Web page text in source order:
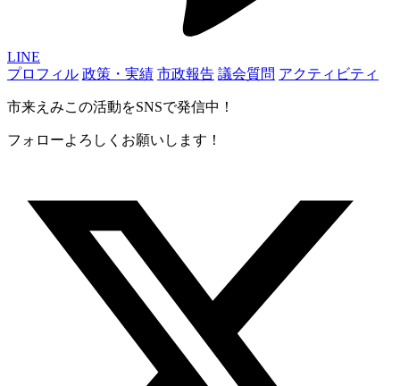
LINE
プロフィル 政策・実績 市政報告 議会質問 アクティビティ
市来えみこの活動をSNSで発信中！
フォローよろしくお願いします！